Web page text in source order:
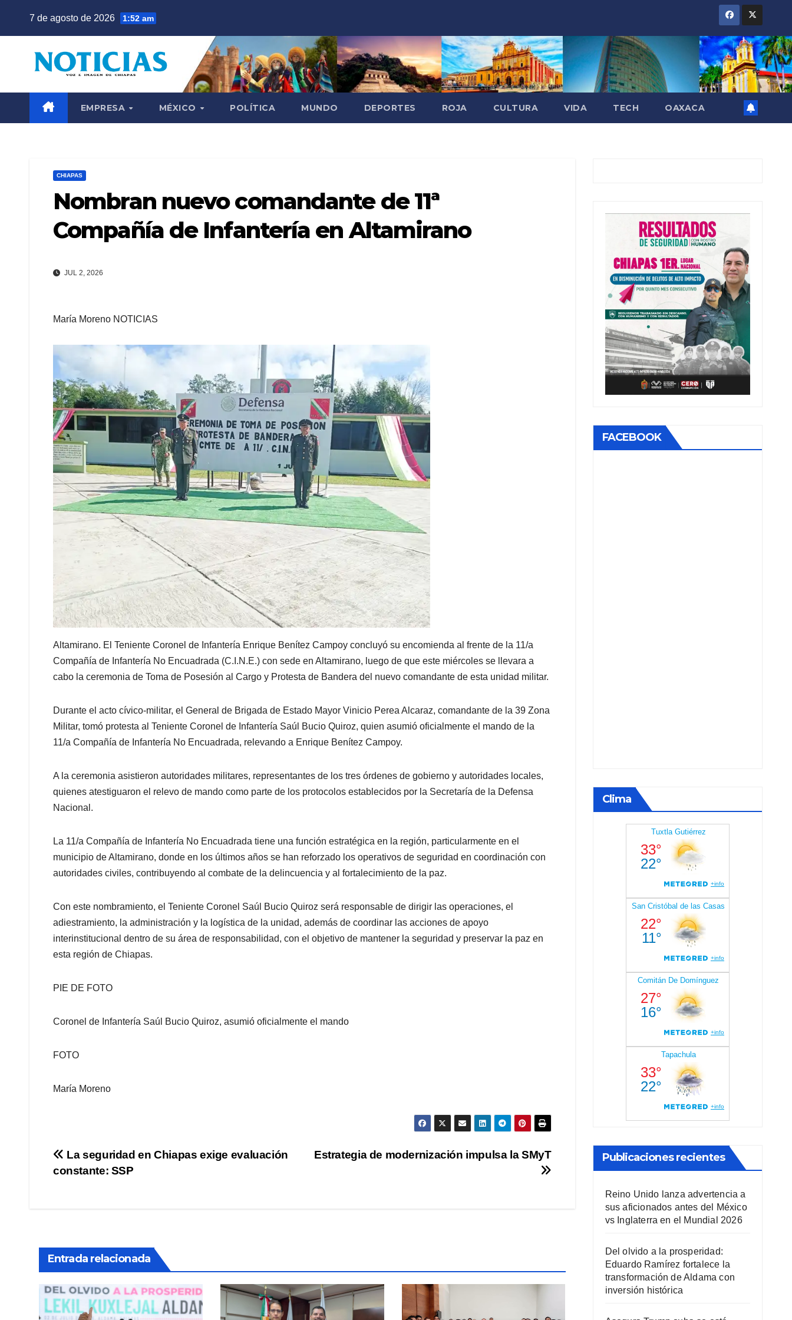
7 de agosto de 2026 1:52 am
EMPRESA MÉXICO POLÍTICA MUNDO DEPORTES ROJA CULTURA VIDA TECH OAXACA
CHIAPAS
Nombran nuevo comandante de 11ª
Compañía de Infantería en Altamirano
JUL 2, 2026
María Moreno NOTICIAS
Altamirano. El Teniente Coronel de Infantería Enrique Benítez Campoy concluyó su encomienda al frente de la 11/a
Compañía de Infantería No Encuadrada (C.I.N.E.) con sede en Altamirano, luego de que este miércoles se llevara a
cabo la ceremonia de Toma de Posesión al Cargo y Protesta de Bandera del nuevo comandante de esta unidad militar.
Durante el acto cívico-militar, el General de Brigada de Estado Mayor Vinicio Perea Alcaraz, comandante de la 39 Zona
Militar, tomó protesta al Teniente Coronel de Infantería Saúl Bucio Quiroz, quien asumió oficialmente el mando de la
11/a Compañía de Infantería No Encuadrada, relevando a Enrique Benítez Campoy.
A la ceremonia asistieron autoridades militares, representantes de los tres órdenes de gobierno y autoridades locales,
quienes atestiguaron el relevo de mando como parte de los protocolos establecidos por la Secretaría de la Defensa
Nacional.
La 11/a Compañía de Infantería No Encuadrada tiene una función estratégica en la región, particularmente en el
municipio de Altamirano, donde en los últimos años se han reforzado los operativos de seguridad en coordinación con
autoridades civiles, contribuyendo al combate de la delincuencia y al fortalecimiento de la paz.
Con este nombramiento, el Teniente Coronel Saúl Bucio Quiroz será responsable de dirigir las operaciones, el
adiestramiento, la administración y la logística de la unidad, además de coordinar las acciones de apoyo
interinstitucional dentro de su área de responsabilidad, con el objetivo de mantener la seguridad y preservar la paz en
esta región de Chiapas.
PIE DE FOTO
Coronel de Infantería Saúl Bucio Quiroz, asumió oficialmente el mando
FOTO
María Moreno
Navegación
Estrategia de modernización impulsa la SMyT
La seguridad en Chiapas exige evaluación
constante: SSP
Entrada relacionada
FACEBOOK
Clima
Publicaciones recientes
Reino Unido lanza advertencia a
sus aficionados antes del México
vs Inglaterra en el Mundial 2026
Del olvido a la prosperidad:
Eduardo Ramírez fortalece la
transformación de Aldama con
inversión histórica